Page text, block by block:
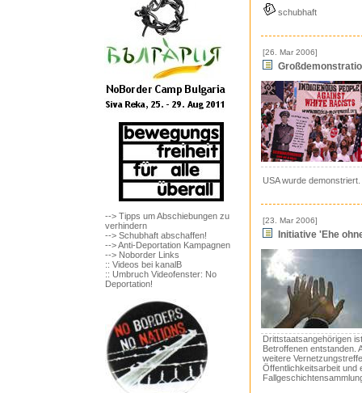
--> Tipps um Abschiebungen zu
verhindern
--> Schubhaft abschaffen!
--> Anti-Deportation Kampagnen
--> Noborder Links
:: Videos bei kanalB
:: Umbruch Videofenster: No
Deportation!
schubhaft
[26. Mar 2006]
USA wurde demonstriert.
[23. Mar 2006]
Initiative 'Ehe
Drittstaatsangehörigen
Betroffenen entstanden.
weitere
Öffentlichkeitsarbeit und